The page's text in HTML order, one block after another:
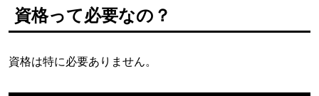
資格って必要なの？
資格は特に必要ありません。